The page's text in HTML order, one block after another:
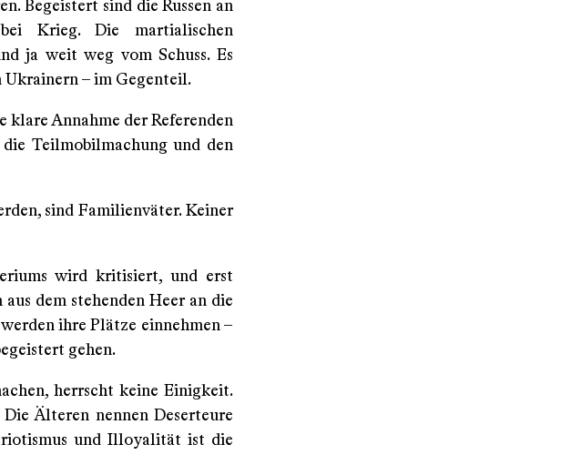
Begeistert sind die Russen an
Krieg. Die martialischen
ja weit weg vom Schuss. Es
Ukrainern – im Gegenteil.
klare Annahme der Referenden
Teilmobilmachung und den
sind Familienväter. Keiner
wird kritisiert, und erst
dem stehenden Heer an die
ihre Plätze einnehmen –
gehen.
herrscht keine Einigkeit.
Älteren nennen Deserteure
und Illoyalität ist die